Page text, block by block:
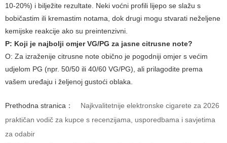
10-20%) i bilježite rezultate. Neki voćni profili lijepo se slažu s
bobičastim ili kremastim notama, dok drugi mogu stvarati neželjene
kemijske reakcije ako su preintenzivni.
P: Koji je najbolji omjer VG/PG za jasne citrusne note?
O: Za izraženije citrusne note obično je pogodniji omjer s većim
udjelom PG (npr. 50/50 ili 40/60 VG/PG), ali prilagodite prema
vašem uređaju i željenoj gustoći oblaka.
Prethodna stranica：
Najkvalitetnije elektronske cigarete za 2026
praktičan vodič za kupce s recenzijama, usporedbama i savjetima
za odabir